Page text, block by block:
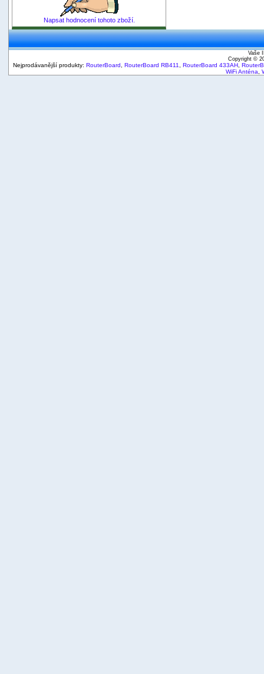
Napsat hodnocení tohoto zboží.
Vaše
Copyright ©
Nejprodávanější produkty: RouterBoard RouterBoard RB411 RouterBoard 433AH
WiFi Anténa